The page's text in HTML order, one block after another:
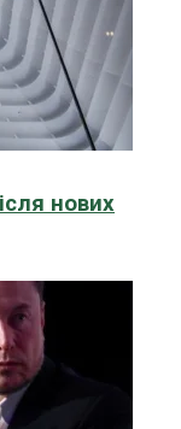
нових